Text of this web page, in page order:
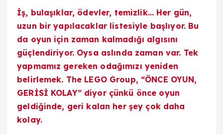
İş, bulaşıklar, ödevler, temizlik… Her gün,
uzun bir yapılacaklar listesiyle başlıyor. Bu
da oyun için zaman kalmadığı algısını
güçlendiriyor. Oysa aslında zaman var. Tek
yapmamız gereken odağımızı yeniden
belirlemek. The LEGO Group, “ÖNCE OYUN,
GERİSİ KOLAY” diyor çünkü önce oyun
geldiğinde, geri kalan her şey çok daha
kolay.